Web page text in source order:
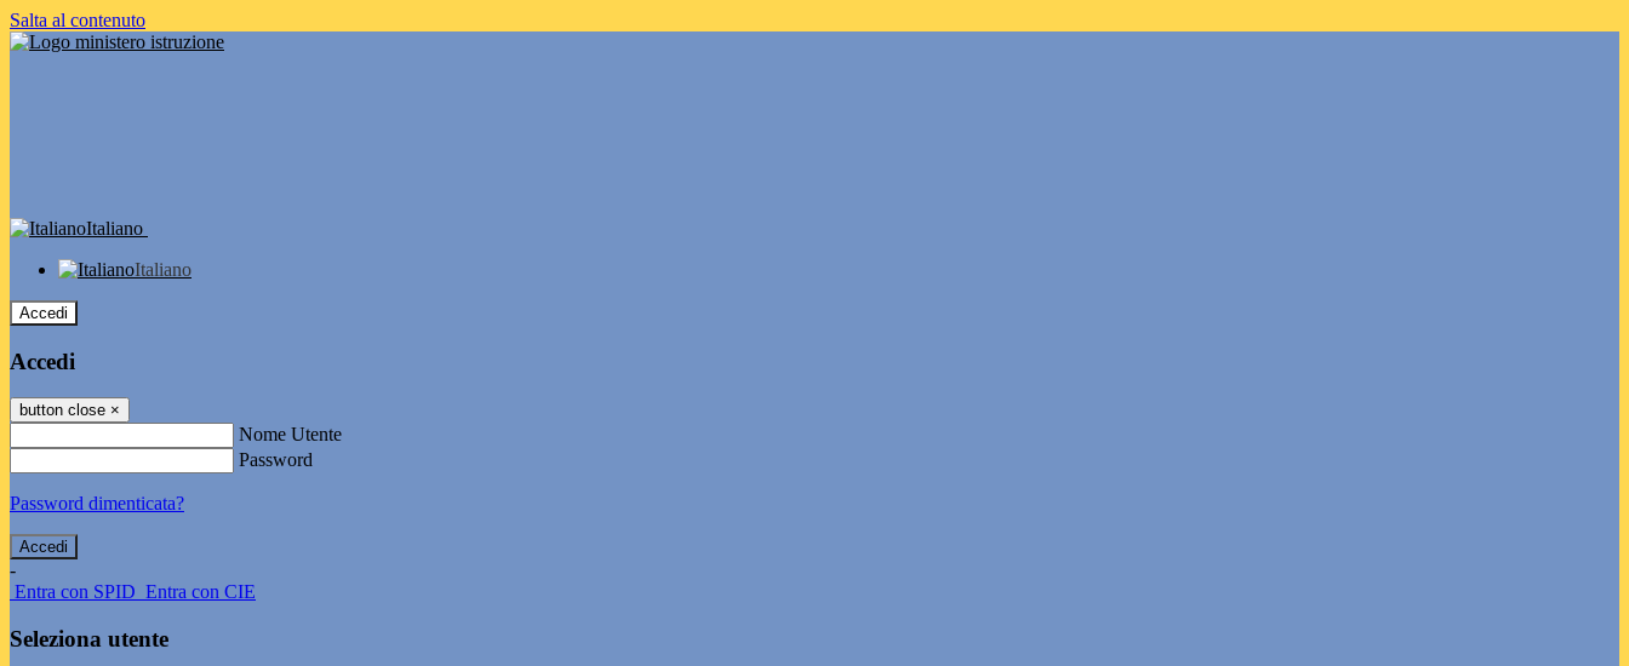
Salta al contenuto
Italiano
Italiano
Accedi
Accedi
button close ×
Nome Utente
Password
Password dimenticata?
-
Entra con SPID Entra con CIE
Seleziona utente